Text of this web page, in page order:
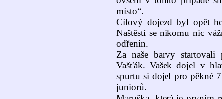
místo“.
Cílový dojezd byl opět
Naštěstí se nikomu nic
odřenin.
Za naše barvy
Vašťák. Vašek dojel v
spurtu si dojel pro pěkné
juniorů.